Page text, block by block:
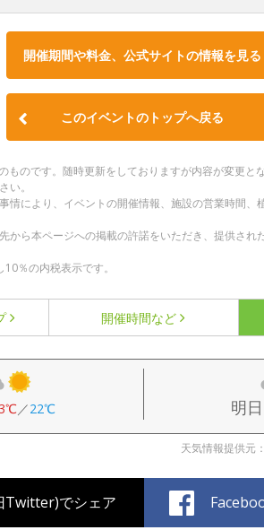
開催期間や料金、公式サイトの情報を見る
このイベントのトップへ戻る
のです。随時更新をしておりますが内容が変更と
い。
情により、イベントの開催情報、施設の営業時間、
から本ページへの掲載の許諾をいただき、提供され
％の内税表示です。
開催時間など
／22℃ 明日
天気情報提供元
Twitter)でシェア